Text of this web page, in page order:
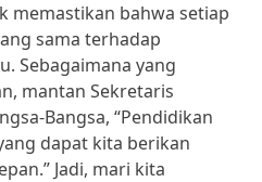
memastikan bahwa setiap
sama terhadap
Sebagaimana yang
mantan Sekretaris
Bangsa, “Pendidikan
dapat kita berikan
Jadi, mari kita